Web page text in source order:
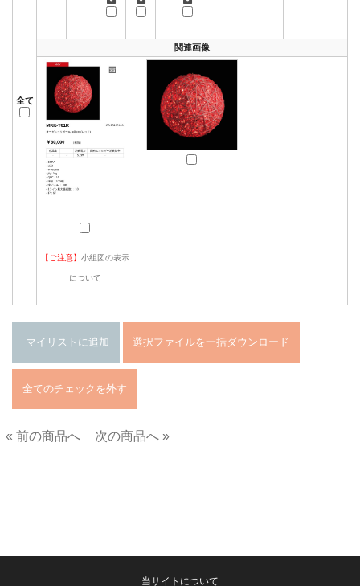
全て
関連画像
【ご注意】 小組図の表示
について
« 前の商品へ
次の商品へ »
当サイトについて